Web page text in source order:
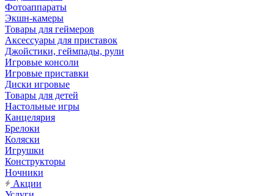
Фотоаппараты
Экшн-камеры
Товары для геймеров
Аксессуары для приставок
Джойстики, геймпады, рули
Игровые консоли
Игровые приставки
Диски игровые
Товары для детей
Настольные игры
Канцелярия
Брелоки
Коляски
Игрушки
Конструкторы
Ночники
Акции